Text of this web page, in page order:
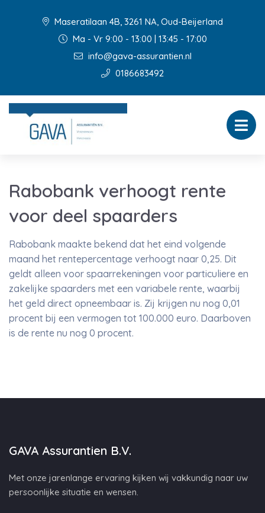
Maseratilaan 4B, 3261 NA, Oud-Beijerland
Ma - Vr 9:00 - 13:00 | 13:45 - 17:00
info@gava-assurantien.nl
0186683492
Rabobank verhoogt rente
voor deel spaarders
Rabobank maakte bekend dat het eind volgende
maand het rentepercentage verhoogt naar 0,25. Dit
geldt alleen voor spaarrekeningen voor particuliere en
zakelijke spaarders met een variabele rente, waarbij
het geld direct opneembaar is. Zij krijgen nu nog 0,01
procent bij een vermogen tot 100.000 euro. Daarboven
is de rente nu nog 0 procent.
GAVA Assurantien B.V.
Met onze jarenlange ervaring kijken wij vakkundig naar uw
persoonlijke situatie en wensen.